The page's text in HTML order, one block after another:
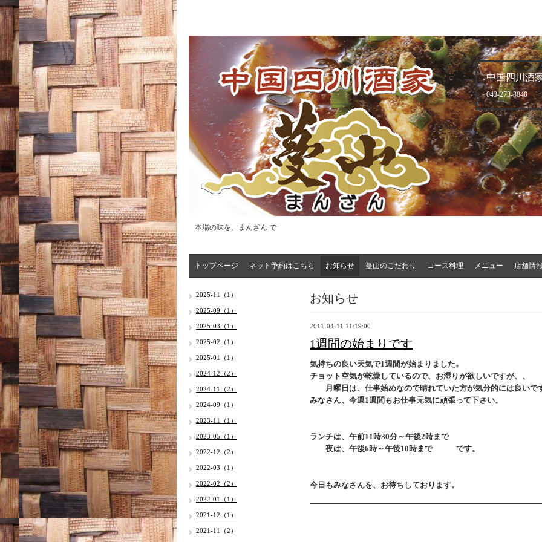
中国四川酒
043-273-3840
本場の味を、まんざん で
トップページ ネット予約はこちら お知らせ 蔓山のこだわり コース料理 メニュー 店舗情
お知らせ
2011-04-11 11:19:00
1週間の始まりです
気持ちの良い天気で1週間が始まりました。
チョット空気が乾燥しているので、お湿りが欲しいですが、、
月曜日は、仕事始めなので晴れていた方が気分的には良いで
みなさん、今週1週間もお仕事元気に頑張って下さい。
ランチは、午前11時30分～午後2時まで
夜は、午後6時～午後10時まで です。
今日もみなさんを、お待ちしております。
2025-11（1）
2025-09（1）
2025-03（1）
2025-02（1）
2025-01（1）
2024-12（2）
2024-11（2）
2024-09（1）
2023-11（1）
2023-05（1）
2022-12（2）
2022-03（1）
2022-02（2）
2022-01（1）
2021-12（1）
2021-11（2）